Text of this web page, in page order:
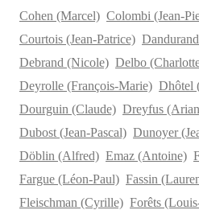
Cohen (Marcel) Colombi (Jean-
Courtois (Jean-Patrice)
Debrand (Nicole) Delbo
Deyrolle (François-Marie) Dhôtel
Dourguin (Claude) Dreyfus
Dubost (Jean-Pascal) Dunoyer
Döblin (Alfred) Emaz (Antoine)
Fargue (Léon-Paul) Fassin
Fleischman (Cyrille) Forêts